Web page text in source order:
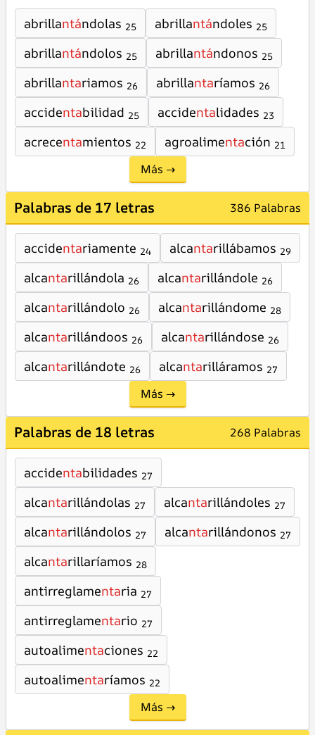
abrillantándolas 25 abrillantándoles 25
abrillantándolos 25 abrillantándonos 25
abrillantariamos 26 abrillantaríamos 26
accidentabilidad 25 accidentalidades 23
acrecentamientos 22 agroalimentación 21
Más →
Palabras de 17 letras 386 Palabras
accidentariamente 24 alcantarillábamos 29
alcantarillándola 26 alcantarillándole 26
alcantarillándolo 26 alcantarillándome 28
alcantarillándoos 26 alcantarillándose 26
alcantarillándote 26 alcantarilláramos 27
Más →
Palabras de 18 letras 268 Palabras
accidentabilidades 27
alcantarillándolas 27 alcantarillándoles 27
alcantarillándolos 27 alcantarillándonos 27
alcantarillaríamos 28
antirreglamentaria 27
antirreglamentario 27
autoalimentaciones 22
autoalimentaríamos 22
Más →